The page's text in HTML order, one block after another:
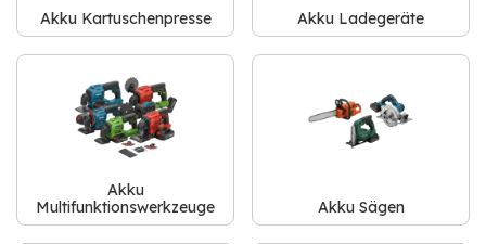
Akku Kartuschenpresse Akku Ladegeräte
Akku
Multifunktionswerkzeuge
Akku Sägen